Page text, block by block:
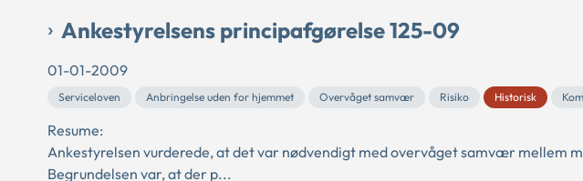
Ankestyrelsens principafgørelse 125-09
01-01-2009
Serviceloven Anbringelse uden for hjemmet Overvåget samvær Risiko Historisk
Resume:
Ankestyrelsen vurderede, at det var nødvendigt med overvåget samvær mellem
Begrundelsen var, at der p...